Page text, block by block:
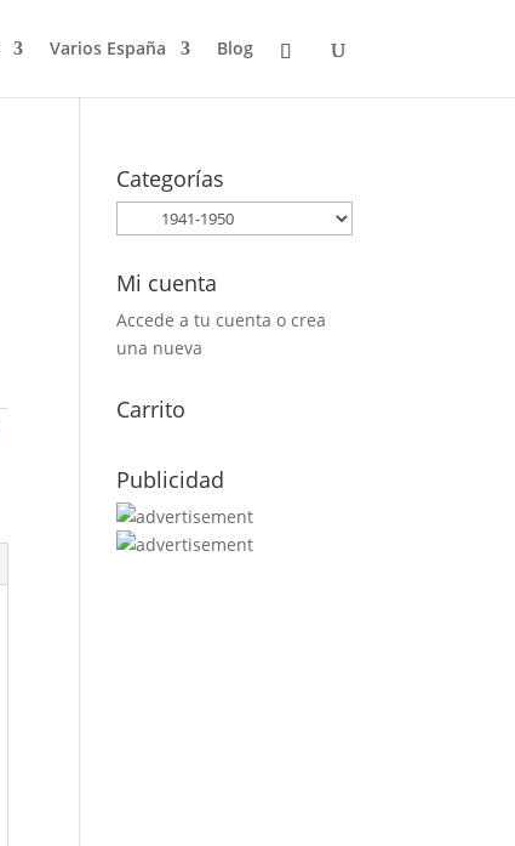
Varios España Blog
Categorías
Mi cuenta
Accede a tu cuenta o crea
una nueva
Carrito
Publicidad